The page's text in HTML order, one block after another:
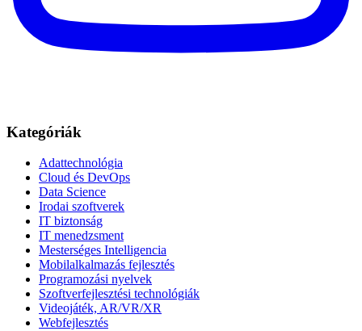
Kategóriák
Adattechnológia
Cloud és DevOps
Data Science
Irodai szoftverek
IT biztonság
IT menedzsment
Mesterséges Intelligencia
Mobilalkalmazás fejlesztés
Programozási nyelvek
Szoftverfejlesztési technológiák
Videojáték, AR/VR/XR
Webfejlesztés